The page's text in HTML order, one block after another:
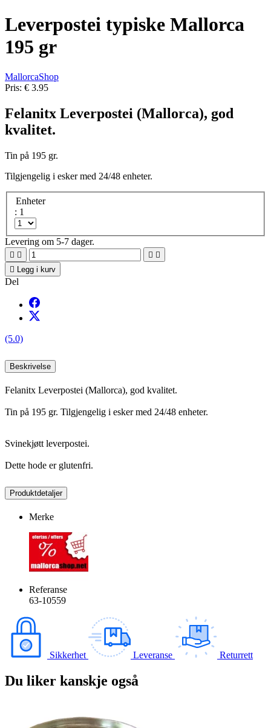
Leverpostei typiske Mallorca
195 gr
MallorcaShop
Pris: € 3.95
Felanitx Leverpostei (Mallorca), god
kvalitet.
Tin på 195 gr.
Tilgjengelig i esker med 24/48 enheter.
Enheter
: 1
Levering om 5-7 dager.
   
 Legg i kurv
Del
(5.0)
Beskrivelse
Felanitx Leverpostei (Mallorca), god kvalitet.
Tin på 195 gr. Tilgjengelig i esker med 24/48 enheter.
Svinekjøtt leverpostei.
Dette hode er glutenfri.
Produktdetaljer
Merke
Referanse
63-10559
Sikkerhet Leveranse Returrett
Du liker kanskje også